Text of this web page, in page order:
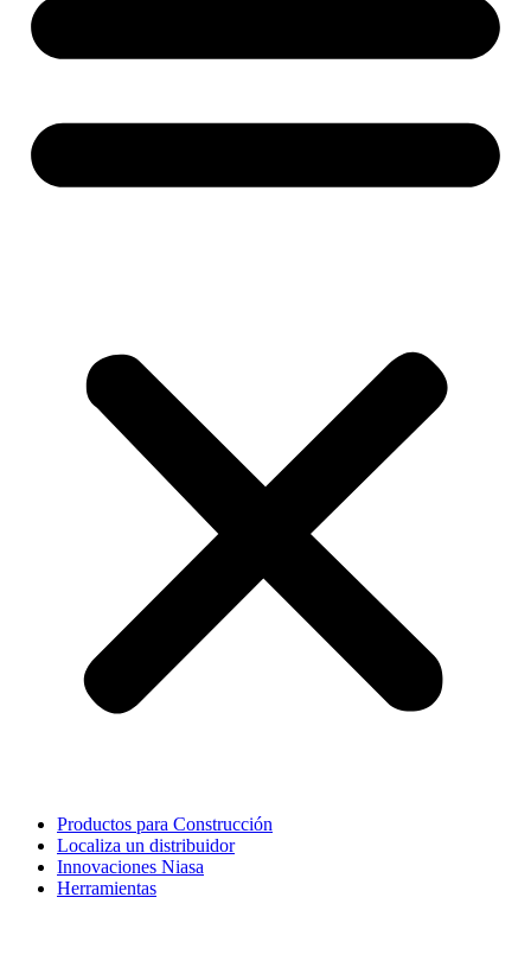
Productos para Construcción
Localiza un distribuidor
Innovaciones Niasa
Herramientas